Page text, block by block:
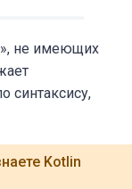
не имеющих
синтаксису,
Kotlin